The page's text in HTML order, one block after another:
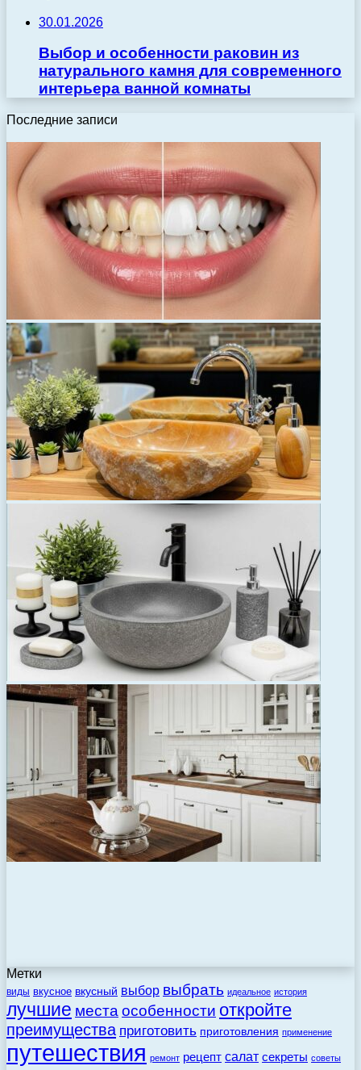
30.01.2026
Выбор и особенности раковин из
натурального камня для современного
интерьера ванной комнаты
Последние записи
Метки
виды вкусное вкусный выбор выбрать идеальное история
лучшие места особенности откройте
преимущества приготовить приготовления применение
путешествия ремонт рецепт салат секреты советы